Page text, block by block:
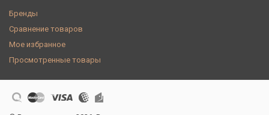
Бренды
Сравнение товаров
Мое избранное
Просмотренные товары